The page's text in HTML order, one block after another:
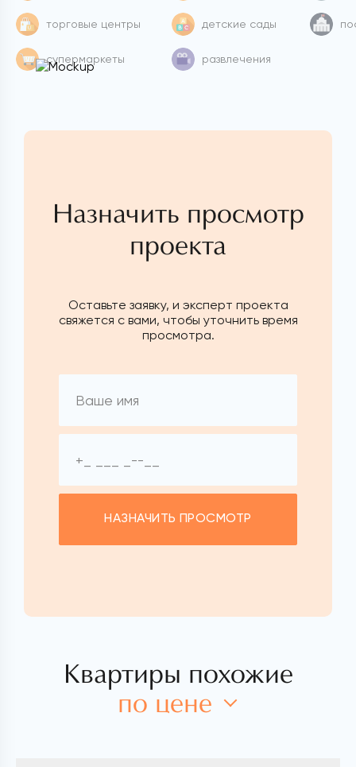
торговые центры
супермаркеты
детские сады
развлечения
Назначить просмотр
проекта
Оставьте заявку, и эксперт проекта
свяжется с вами, чтобы уточнить время
просмотра.
НАЗНАЧИТЬ ПРОСМОТР
Квартиры похожие
по цене